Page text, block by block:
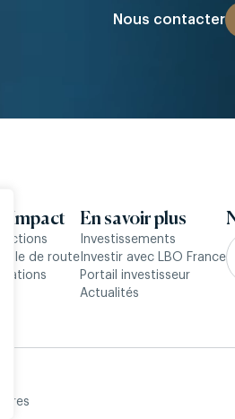
Nous contacter
Impact
de route
En savoir plus
Investissements
Investir avec LBO France
Portail investisseur
Actualités